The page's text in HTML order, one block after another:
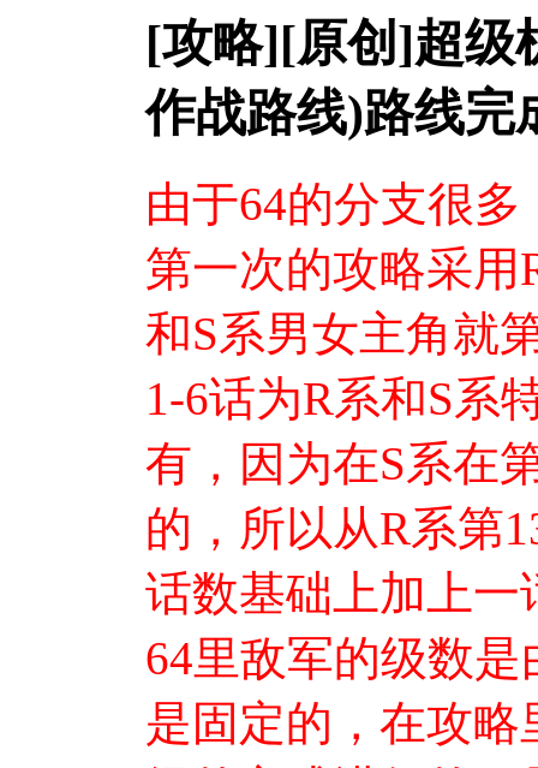
[攻略][原创]超级
作战路线)路线完
由于64的分支很
第一次的攻略采用
和S系男女主角就
1-6话为R系和S系
有，因为在S系在
的，所以从R系第
话数基础上加上一
64里敌军的级数
是固定的，在攻